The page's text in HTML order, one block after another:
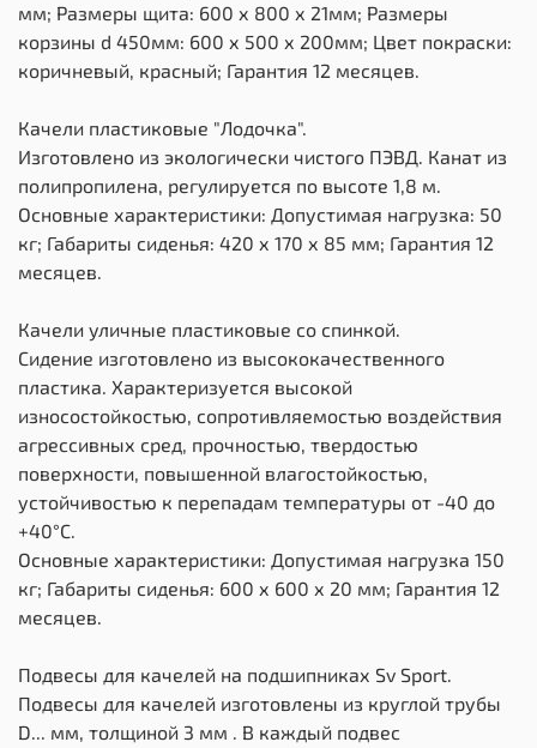
мм; Размеры щита: 600 х 800 х 21мм; Размеры
корзины d 450мм: 600 х 500 х 200мм; Цвет покраски:
коричневый, красный; Гарантия 12 месяцев.
Качели пластиковые "Лодочка".
Изготовлено из экологически чистого ПЭВД. Канат из
полипропилена, регулируется по высоте 1,8 м.
Основные характеристики: Допустимая нагрузка: 50
кг; Габариты сиденья: 420 х 170 х 85 мм; Гарантия 12
месяцев.
Качели уличные пластиковые со спинкой.
Сидение изготовлено из высококачественного
пластика. Характеризуется высокой
износостойкостью, сопротивляемостью воздействия
агрессивных сред, прочностью, твердостью
поверхности, повышенной влагостойкостью,
устойчивостью к перепадам температуры от -40 до
+40°С.
Основные характеристики: Допустимая нагрузка 150
кг; Габариты сиденья: 600 х 600 х 20 мм; Гарантия 12
месяцев.
Подвесы для качелей на подшипниках Sv Sport.
Подвесы для качелей изготовлены из круглой трубы
D... мм, толщиной 3 мм . В каждый подвес